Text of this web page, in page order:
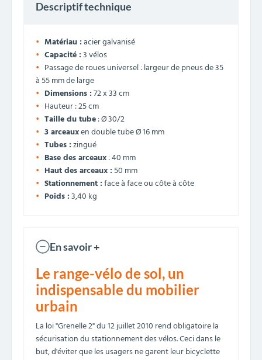
Descriptif technique
Matériau :acier galvanisé
Capacité :3 vélos
Passage de roues universel : largeur de pneus de 35
à 55 mm de large
Dimensions :72 x 33 cm
Hauteur : 25 cm
Taille du tube: Ø 30/2
3 arceauxen double tube Ø 16 mm
Tubes :zingué
Base des arceaux: 40 mm
Haut des arceaux : 50 mm
Stationnement :face à face ou côte à côte
Poids :3,40 kg
En savoir +
Le range-vélo de sol, un
indispensable du mobilier
urbain
La loi "Grenelle 2" du 12 juillet 2010 rend obligatoire la
sécurisation du stationnement des vélos. Ceci dans le
but, d'éviter que les usagers ne garent leur bicyclette